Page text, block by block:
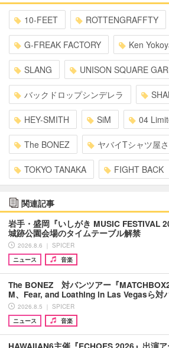
10-FEET ROTTENGRAFFTY
G-FREAK FACTORY Ken
SLANG UNISON SQUARE
バックドロップシンデレラ
HEY-SMITH SiM 04
The BONEZ ヤバイTシャツ屋
TOKYO TANAKA FIGHT BACK
関連記事
岩手・盛岡『いしがき MUSIC FESTIVAL
城跡公園会場のタイムテーブル解禁
2026.8.6 ｜ SPICER
ニュース
音楽
The BONEZ 対バンツアー『
M、Fear, and Loathing in Las Vegasら対
2026.8.5 ｜ SPICER
ニュース
音楽
HAWAIIAN6主催『ECHOES 2026』出演